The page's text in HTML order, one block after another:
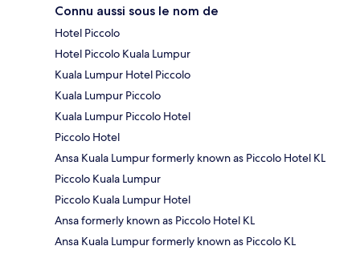
Connu aussi sous le nom de
Hotel Piccolo
Hotel Piccolo Kuala Lumpur
Kuala Lumpur Hotel Piccolo
Kuala Lumpur Piccolo
Kuala Lumpur Piccolo Hotel
Piccolo Hotel
Ansa Kuala Lumpur formerly known as Piccolo Hotel KL
Piccolo Kuala Lumpur
Piccolo Kuala Lumpur Hotel
Ansa formerly known as Piccolo Hotel KL
Ansa Kuala Lumpur formerly known as Piccolo KL